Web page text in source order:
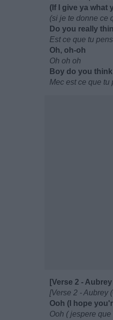
(If I give ya what
(si je te donne ce
Do you really
Est ce que tu
Oh, oh-oh
Oh oh oh
Boy do you
Mec est ce que tu
[Verse 2 - Aubrey
[Verse 2 - Aubrey
Ooh (I hope
Ooh ( jespere que